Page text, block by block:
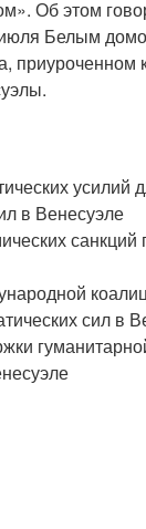
Об этом
Белым
приуроченном
усилий
в Венесуэле
сил в